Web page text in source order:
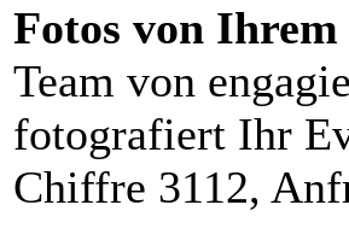
Fotos von
Team von
fotografiert Ihr
Chiffre 3112,